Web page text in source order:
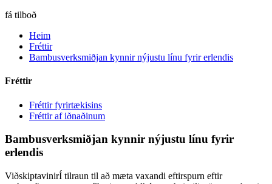
fá tilboð
Heim
Fréttir
Bambusverksmiðjan kynnir nýjustu línu fyrir erlendis
Fréttir
Fréttir fyrirtækisins
Fréttir af iðnaðinum
Bambusverksmiðjan kynnir nýjustu línu fyrir
erlendis
ViðskiptavinirÍ tilraun til að mæta vaxandi eftirspurn eftir